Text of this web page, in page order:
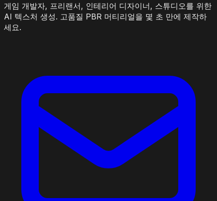
게임 개발자, 프리랜서, 인테리어 디자이너, 스튜디오를 위한
AI 텍스처 생성. 고품질 PBR 머티리얼을 몇 초 만에 제작하
세요.